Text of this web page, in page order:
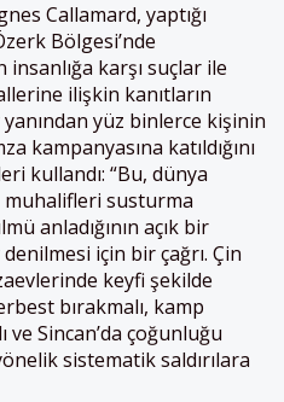
Callamard, yaptığı
Bölgesi’nde
karşı suçlar ile
ilişkin kanıtların
yüz binlerce kişinin
kampanyasına katıldığını
kullandı: “Bu, dünya
muhalifleri susturma
anladığının açık bir
için bir çağrı. Çin
keyfi şekilde
bırakmalı, kamp
Sincan’da çoğunluğu
sistematik saldırılara